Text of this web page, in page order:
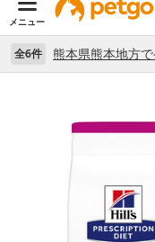
メニュー
全6件